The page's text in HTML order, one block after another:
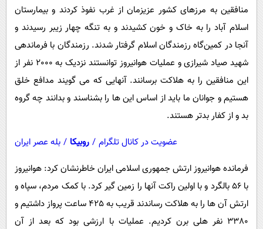
منافقین به مرزهای کشور عزیزمان از غرب نفوذ کردند و بیمارستان
اسلام آباد را به خاک و خون کشیدند و به تنگه چهار زیبر رسیدند و
آنجا در کمین‌گاه رزمندگان اسلام گرفتار شدند. رزمندگان با فرماندهی
شهید صیاد شیرازی و عملیات هوانیروز توانستند نزدیک به 2000 نفر از
این منافقین را به هلاکت برسانند. آنهایی که می گویند مدافع خلق
هستیم و جوانان ما باید از اساس این ها را بشناسند و بدانند چه گروه
بد و از کفار بدتر هستند.
عضویت در کانال تلگرام / روبیکا / بله عصر ایران
فرمانده هوانیروز ارتش جمهوری اسلامی ایران خاطرنشان کرد: هوانیروز
با 56 بالگرد و با اولین راکت آنها را زمین گیر کرد. با کمک مردم، سپاه و
ارتش آن ها را به هلاکت رساندند قریب به 425 ساعت پرواز داشتیم و
3380 نفر هلی برن کردیم. عملیات با ارزشی بود که بعد از آن